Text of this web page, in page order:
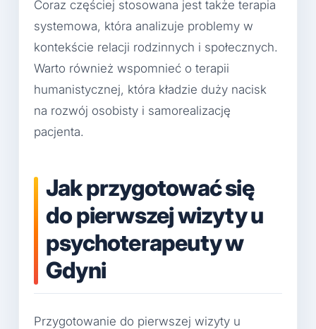
Coraz częściej stosowana jest także terapia
systemowa, która analizuje problemy w
kontekście relacji rodzinnych i społecznych.
Warto również wspomnieć o terapii
humanistycznej, która kładzie duży nacisk
na rozwój osobisty i samorealizację
pacjenta.
Jak przygotować się
do pierwszej wizyty u
psychoterapeuty w
Gdyni
Przygotowanie do pierwszej wizyty u